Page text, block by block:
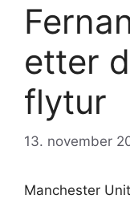
etter
flytur
13. november
Manchester